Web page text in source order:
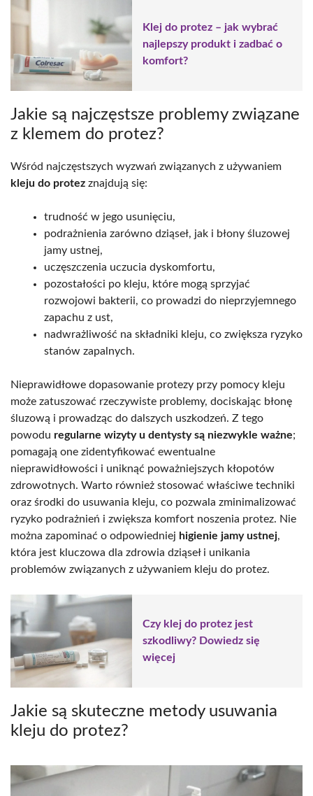
Klej do protez – jak wybrać
najlepszy produkt i zadbać o
komfort?
Jakie są najczęstsze problemy związane
z klemem do protez?
Wśród najczęstszych wyzwań związanych z używaniem
kleju do protez znajdują się:
trudność w jego usunięciu,
podrażnienia zarówno dziąseł, jak i błony śluzowej
jamy ustnej,
uczęszczenia uczucia dyskomfortu,
pozostałości po kleju, które mogą sprzyjać
rozwojowi bakterii, co prowadzi do nieprzyjemnego
zapachu z ust,
nadwrażliwość na składniki kleju, co zwiększa ryzyko
stanów zapalnych.
Nieprawidłowe dopasowanie protezy przy pomocy kleju
może zatuszować rzeczywiste problemy, dociskając błonę
śluzową i prowadząc do dalszych uszkodzeń. Z tego
powodu regularne wizyty u dentysty są niezwykle ważne;
pomagają one zidentyfikować ewentualne
nieprawidłowości i uniknąć poważniejszych kłopotów
zdrowotnych. Warto również stosować właściwe techniki
oraz środki do usuwania kleju, co pozwala zminimalizować
ryzyko podrażnień i zwiększa komfort noszenia protez. Nie
można zapominać o odpowiedniej higienie jamy ustnej,
która jest kluczowa dla zdrowia dziąseł i unikania
problemów związanych z używaniem kleju do protez.
Czy klej do protez jest
szkodliwy? Dowiedz się
więcej
Jakie są skuteczne metody usuwania
kleju do protez?